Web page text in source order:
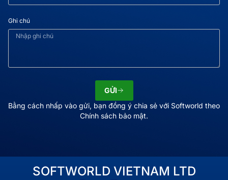
Ghi chú
GỬI
Bằng cách nhấp vào gửi, bạn đồng ý chia sẻ với Softworld theo
Chính sách bảo mật.
SOFTWORLD VIETNAM LTD